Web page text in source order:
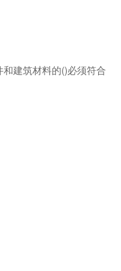
建筑材料的()必须符合